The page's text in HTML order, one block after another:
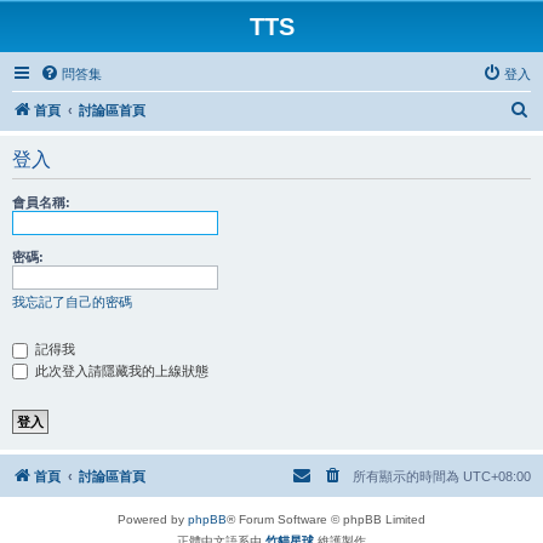
TTS
問答集 登入
首頁 討論區首頁
登入
會員名稱:
密碼:
我忘記了自己的密碼
記得我
此次登入請隱藏我的上線狀態
首頁 討論區首頁 所有顯示的時間為 UTC+08:00
Powered by phpBB® Forum Software © phpBB Limited